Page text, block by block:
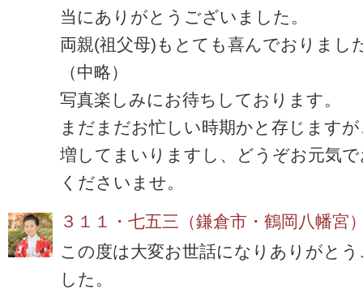
当にありがとうございました。
両親(祖父母)もとても喜んでおりまし
（中略）
写真楽しみにお待ちしております。
まだまだお忙しい時期かと存じます
増してまいりますし、どうぞお元気
くださいませ。
３１１・七五三（鎌倉市・鶴岡八幡宮
この度は大変お世話になりありがと
した。